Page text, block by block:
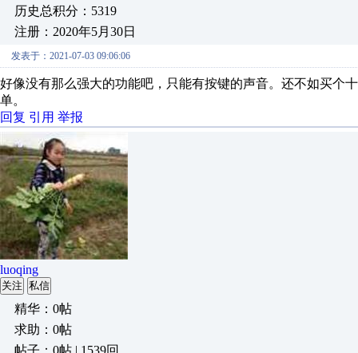
历史总积分：5319
注册：2020年5月30日
发表于：2021-07-03 09:06:06
好像没有那么强大的功能吧，只能有按键的声音。还不如买个
单。
回复 引用 举报
luoqing
关注 私信
精华：0帖
求助：0帖
帖子：0帖 | 1539回